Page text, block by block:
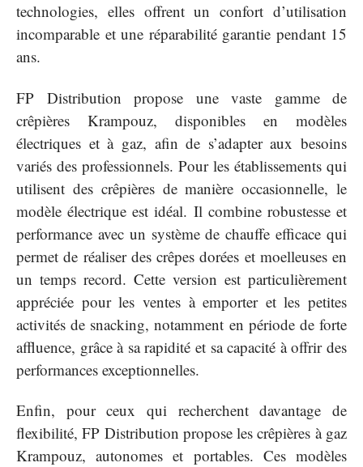
technologies, elles offrent un confort d’utilisation
incomparable et une réparabilité garantie pendant 15
ans.
FP Distribution propose une vaste gamme de
crêpières Krampouz, disponibles en modèles
électriques et à gaz, afin de s’adapter aux besoins
variés des professionnels. Pour les établissements qui
utilisent des crêpières de manière occasionnelle, le
modèle électrique est idéal. Il combine robustesse et
performance avec un système de chauffe efficace qui
permet de réaliser des crêpes dorées et moelleuses en
un temps record. Cette version est particulièrement
appréciée pour les ventes à emporter et les petites
activités de snacking, notamment en période de forte
affluence, grâce à sa rapidité et sa capacité à offrir des
performances exceptionnelles.
Enfin, pour ceux qui recherchent davantage de
flexibilité, FP Distribution propose les crêpières à gaz
Krampouz, autonomes et portables. Ces modèles